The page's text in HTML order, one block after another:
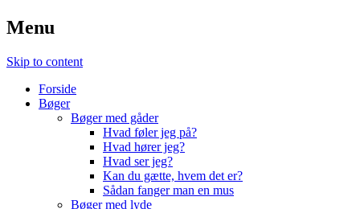
Menu
Skip to content
Forside
Bøger
Bøger med gåder
Hvad føler jeg på?
Hvad hører jeg?
Hvad ser jeg?
Kan du gætte, hvem det er?
Sådan fanger man en mus
Bøger med lyde